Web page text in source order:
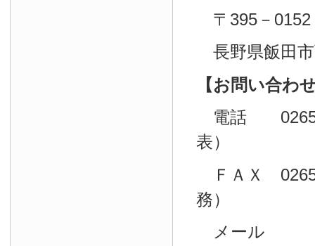
〒395－0152
長野県飯田
【お問い合わ
電話 0265
表）
ＦＡＸ 0265
務）
メール